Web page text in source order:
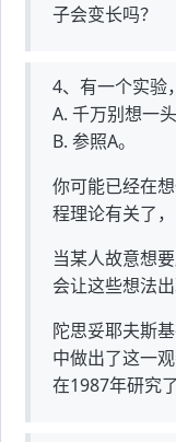
子会变长吗？
4、有一个实验
A. 千万别想一
B. 参照A。
你可能已经在
程理论有关了，
当某人故意想
会让这些想法出
陀思妥耶夫斯
中做出了这一
在1987年研究